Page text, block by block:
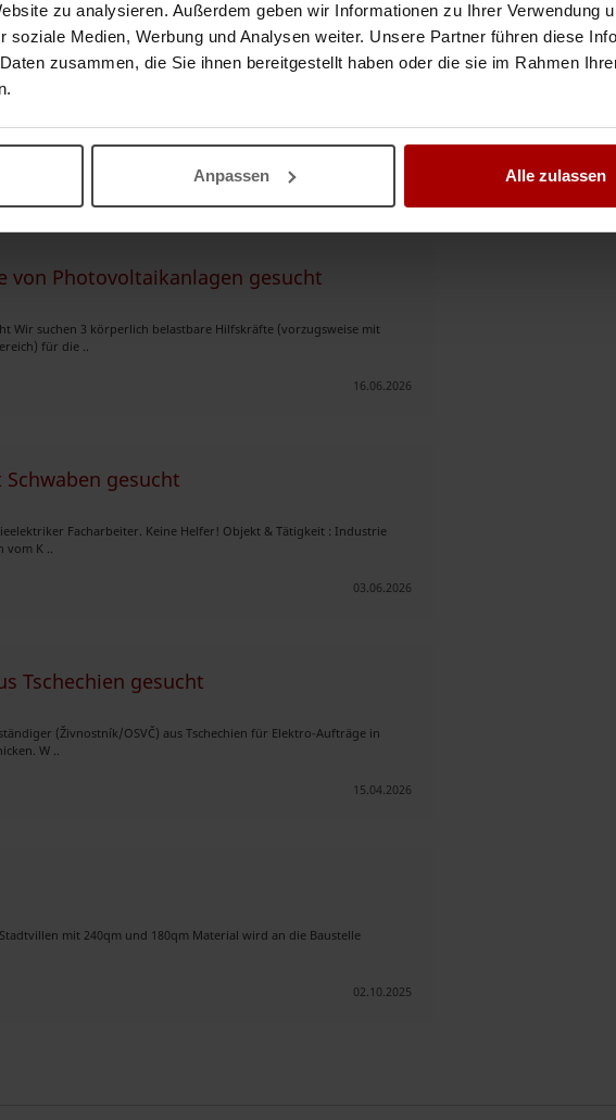
zu analysieren. Außerdem geben wir Informationen zu Ihrer Verwendung
soziale Medien, Werbung und Analysen weiter. Unsere Partner führen diese
zusammen, die Sie ihnen bereitgestellt haben oder die sie im Rahmen
Anpassen Alle zulassen
Partnerunternehmen bzw. qualifizierte Elektrikerteams für
und ..
Photovoltaikanlagen gesucht
Wir suchen 3 körperlich belastbare Hilfskräfte (vorzugsweise mit
für die ..
16.06.2026
gesucht
Facharbeiter. Keine Helfer! Objekt & Tätigkeit : Industrie
K ..
03.06.2026
Tschechien gesucht
(Živnostník/OSVČ) aus Tschechien für Elektro-Aufträge in
W ..
15.04.2026
mit 240qm und 180qm Material wird an die Baustelle
02.10.2025